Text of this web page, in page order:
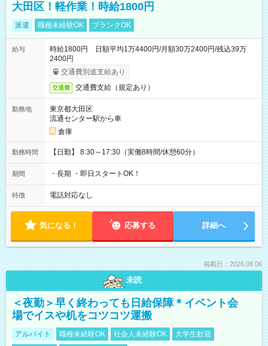
大田区！軽作業！時給1800円
派遣 職種未経験OK ブランクOK
給与
時給1800円 日額平均1万4400円/月額30万2400円/残込39万
2400円
交通費別途支給あり
交通費 交通費支給（規定あり）
勤務地
東京都大田区
流通センター駅から車
倉庫
勤務時間 【日勤】 8:30～17:30（実働8時間/休憩60分）
期間 ・長期 ・即日スタートOK！
特徴 電話対応なし
気になる！ 応募する 詳細へ
掲載日：2026.08.06
未読
＜夜勤＞早く終わっても日給保障＊イベント会
場でイスや机をコツコツ運搬
アルバイト 職種未経験OK 社会人未経験OK
大学生歓迎